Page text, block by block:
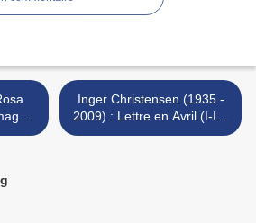
Inger Christensen (1935 -
2009) : Lettre en Avril (I-III)
>